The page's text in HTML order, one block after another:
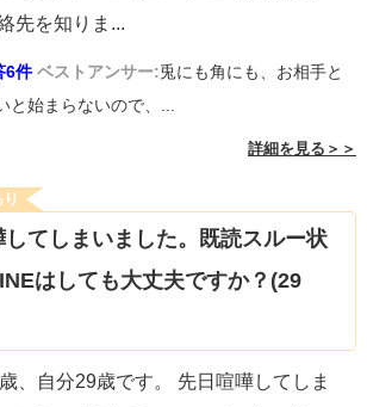
先を知りま ...
6件 ベストアンサー:兎にも角にも、お相手と
と始まらないので、...
詳細を見る＞＞
てしまいました。既読スルー状
はしても大丈夫ですか？(29
、自分29歳です。 先日喧嘩してしま